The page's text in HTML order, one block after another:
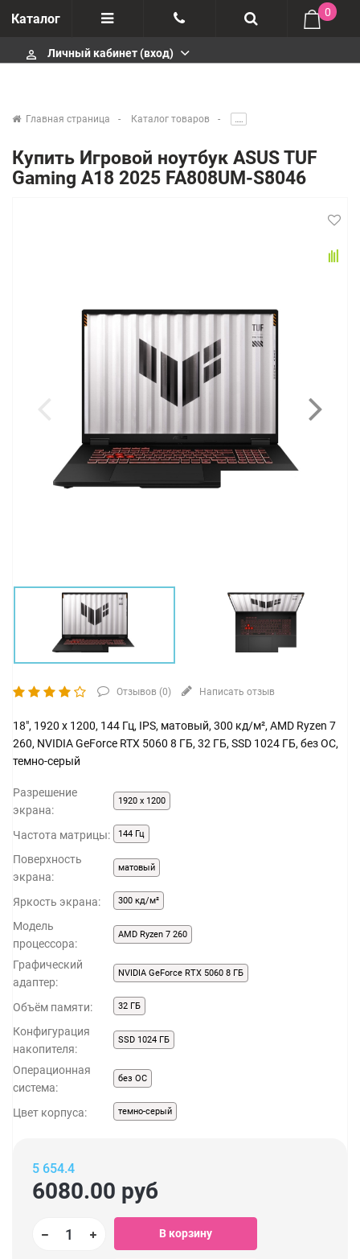
Каталог
Отзывы
Гарантия
+375447430404
infobelm.by@yandex.ru
0
perm_identity Личный кабинет (вход)
Главная страница Каталог товаров .....
Купить Игровой ноутбук ASUS TUF
Gaming A18 2025 FA808UM-S8046
Отзывов (0) Написать отзыв
18", 1920 x 1200, 144 Гц, IPS, матовый, 300 кд/м², AMD Ryzen 7
260, NVIDIA GeForce RTX 5060 8 ГБ, 32 ГБ, SSD 1024 ГБ, без ОС,
темно-серый
Разрешение
экрана:
1920 x 1200
Частота матрицы: 144 Гц
Поверхность
экрана:
матовый
Яркость экрана: 300 кд/м²
Модель
процессора:
AMD Ryzen 7 260
Графический
адаптер:
NVIDIA GeForce RTX 5060 8 ГБ
Объём памяти: 32 ГБ
Конфигурация
накопителя:
SSD 1024 ГБ
Операционная
система:
без ОС
Цвет корпуса: темно-серый
5 654.4
6080.00 руб
В корзину